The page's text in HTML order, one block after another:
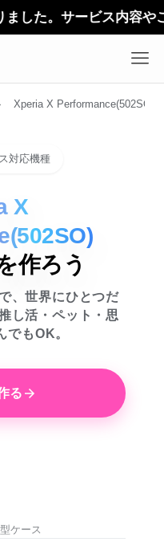
ービス内容やご利用方
Xperia X Performance(502SO)
対応機種
X
作ろう
、世界にひとつだ
し活・ペット・思
でもOK。
る
ケース